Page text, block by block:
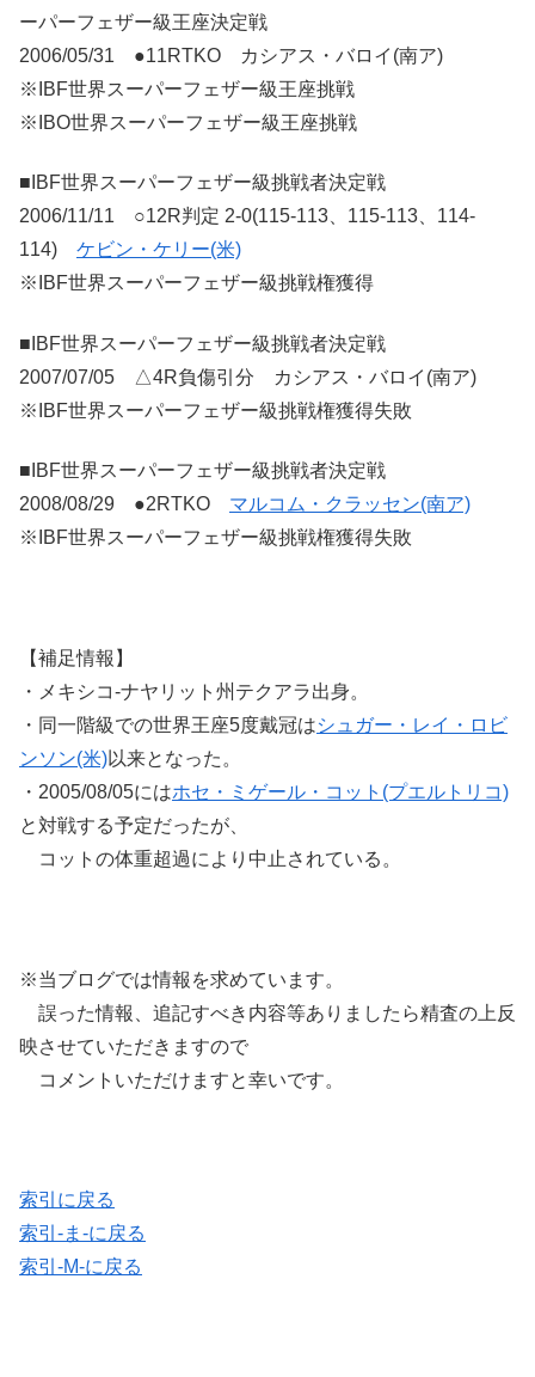
ーパーフェザー級王座決定戦
2006/05/31 ●11RTKO カシアス・バロイ(南ア)
※IBF世界スーパーフェザー級王座挑戦
※IBO世界スーパーフェザー級王座挑戦
■IBF世界スーパーフェザー級挑戦者決定戦
2006/11/11 ○12R判定 2-0(115-113、115-113、114-
114) ケビン・ケリー(米)
※IBF世界スーパーフェザー級挑戦権獲得
■IBF世界スーパーフェザー級挑戦者決定戦
2007/07/05 △4R負傷引分 カシアス・バロイ(南ア)
※IBF世界スーパーフェザー級挑戦権獲得失敗
■IBF世界スーパーフェザー級挑戦者決定戦
2008/08/29 ●2RTKO マルコム・クラッセン(南ア)
※IBF世界スーパーフェザー級挑戦権獲得失敗
【補足情報】
・メキシコ-ナヤリット州テクアラ出身。
・同一階級での世界王座5度戴冠はシュガー・レイ・ロビ
ンソン(米)以来となった。
・2005/08/05にはホセ・ミゲール・コット(プエルトリコ)
と対戦する予定だったが、
コットの体重超過により中止されている。
※当ブログでは情報を求めています。
誤った情報、追記すべき内容等ありましたら精査の上反
映させていただきますので
コメントいただけますと幸いです。
索引に戻る
索引-ま-に戻る
索引-M-に戻る